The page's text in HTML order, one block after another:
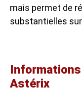
mais permet de
substantielles
Astérix